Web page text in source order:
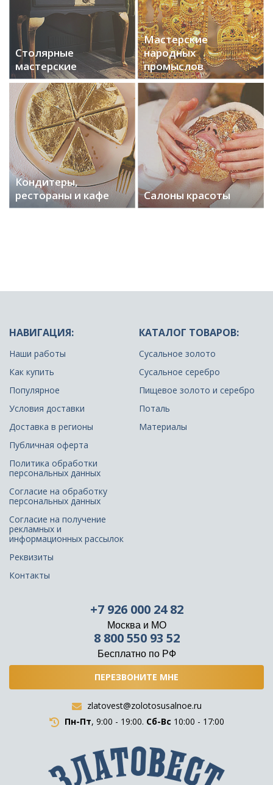
Столярные
мастерские
Мастерские
народных
промыслов
Кондитеры,
рестораны и кафе
Салоны красоты
НАВИГАЦИЯ:
Наши работы
Как купить
Популярное
Условия доставки
Доставка в регионы
Публичная оферта
Политика обработки
персональных данных
Согласие на обработку
персональных данных
Согласие на получение
рекламных и
информационных рассылок
Реквизиты
Контакты
КАТАЛОГ ТОВАРОВ:
Сусальное золото
Сусальное серебро
Пищевое золото и серебро
Поталь
Материалы
+7 926 000 24 82
Москва и МО
8 800 550 93 52
Бесплатно по РФ
ПЕРЕЗВОНИТЕ МНЕ
zlatovest@zolotosusalnoe.ru
Пн-Пт, 9:00 - 19:00. Сб-Вс 10:00 - 17:00